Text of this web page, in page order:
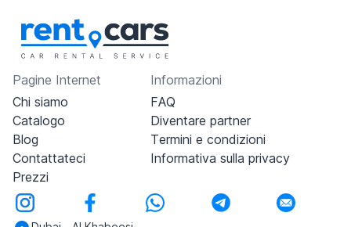
Pagine Internet
Chi siamo
Catalogo
Blog
Contattateci
Prezzi
Informazioni
FAQ
Diventare partner
Termini e condizioni
Informativa sulla privacy